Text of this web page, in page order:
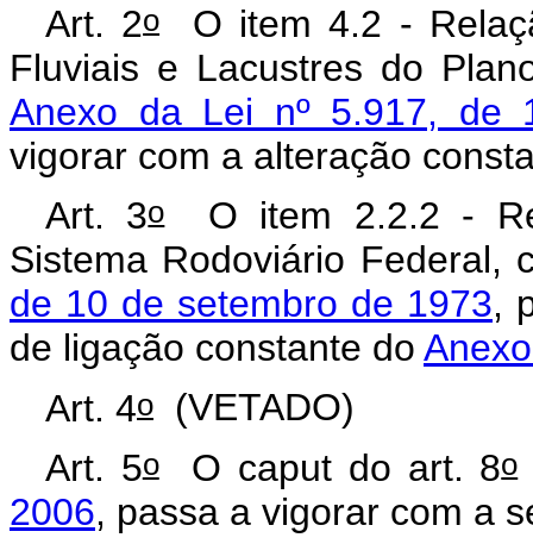
Art. 2oO item 4.2 -
Fluviais e Lacustres do
Anexo da Lei nº 5.917, de
vigorar com a alteração
Art. 3oO item 2.2.2 -
Sistema Rodoviário Federal,
de 10 de setembro de 1973,
de ligação constante do
Art. 4o
(VETADO)
Art. 5oO caput do art. 8o
2006, passa a vigorar com a